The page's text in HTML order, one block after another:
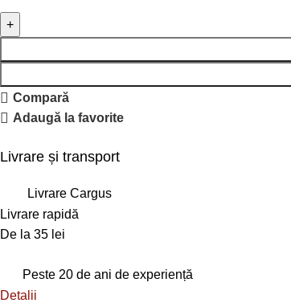
Compară
Adaugă la favorite
Livrare și transport
Livrare Cargus
Livrare rapidă
De la 35 lei
Peste 20 de ani de experiență
Detalii